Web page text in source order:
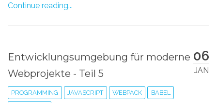
Continue reading...
06
JAN
Entwicklungsumgebung für moderne
Webprojekte - Teil 5
PROGRAMMING JAVASCRIPT WEBPACK BABEL